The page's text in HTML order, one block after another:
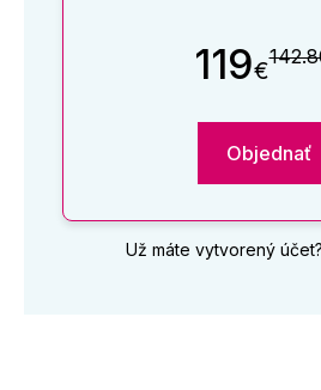
119€
Objednať
Už máte vytvorený účet?